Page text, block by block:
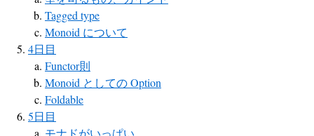
Tagged type
Monoid について
4日目
Functor則
Monoid としての Option
Foldable
5日目
モナドがいっぱい